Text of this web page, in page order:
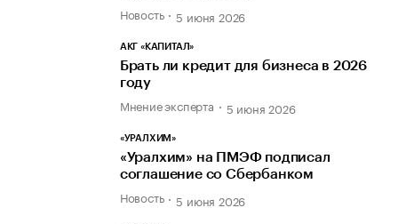
Новость 5 июня 2026
АКГ «КАПИТАЛ»
Брать ли кредит для бизнеса в 2026
году
Мнение эксперта 5 июня 2026
«УРАЛХИМ»
«Уралхим» на ПМЭФ подписал
соглашение со Сбербанком
Новость 5 июня 2026